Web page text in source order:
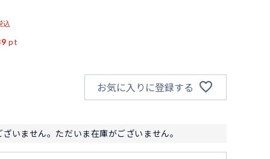
込
pt
お気に入りに登録する
いません。ただいま在庫がございません。